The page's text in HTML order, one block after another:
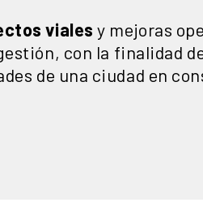
viales y mejoras
con la finalidad
de una ciudad en